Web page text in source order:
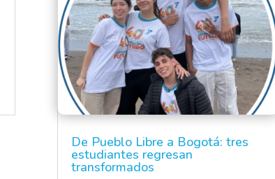
De Pueblo Libre a Bogotá: tres
estudiantes regresan
transformados